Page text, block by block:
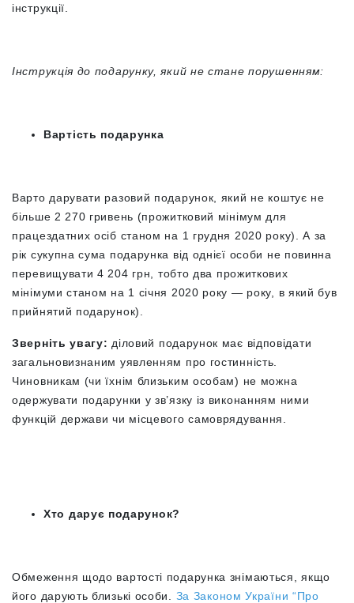
інструкції.
Інструкція до подарунку, який не стане порушенням:
Вартість подарунка
Варто дарувати разовий подарунок, який не коштує не
більше 2 270 гривень (прожитковий мінімум для
працездатних осіб станом на 1 грудня 2020 року). А за
рік сукупна сума подарунка від однієї особи не повинна
перевищувати 4 204 грн, тобто два прожиткових
мінімуми станом на 1 січня 2020 року — року, в який був
прийнятий подарунок).
Зверніть увагу: діловий подарунок має відповідати
загальновизнаним уявленням про гостинність.
Чиновникам (чи їхнім близьким особам) не можна
одержувати подарунки у зв’язку із виконанням ними
функцій держави чи місцевого самоврядування.
Хто дарує подарунок?
Обмеження щодо вартості подарунка знімаються, якщо
його дарують близькі особи. За Законом України “Про